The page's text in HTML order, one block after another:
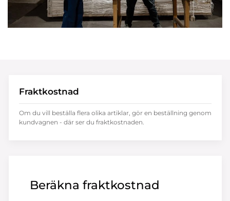
Beräkna fraktkostnad
Fraktkostnad
Om du vill beställa flera olika artiklar, gör en beställning genom
kundvagnen - där ser du fraktkostnaden.